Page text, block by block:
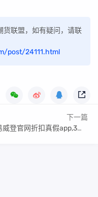
货联盟，如有疑问，请联
post/24111.html
下一篇
登官网折扣真假app,3个技巧查询